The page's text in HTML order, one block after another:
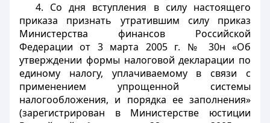
4. Со дня вступления в силу настоящего
приказа признать утратившим силу приказ
Министерства финансов Российской
Федерации от 3 марта 2005 г. № 30н «Об
утверждении формы налоговой декларации по
единому налогу, уплачиваемому в связи с
применением упрощенной системы
налогообложения, и порядка ее заполнения»
(зарегистрирован в Министерстве юстиции